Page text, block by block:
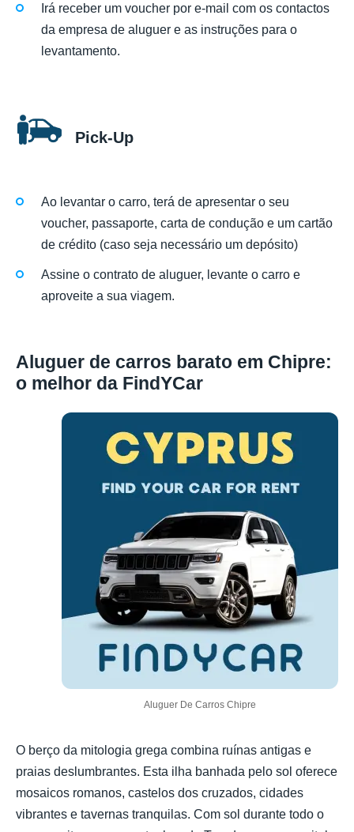
Irá receber um voucher por e-mail com os contactos
da empresa de aluguer e as instruções para o
levantamento.
Pick-Up
Ao levantar o carro, terá de apresentar o seu
voucher, passaporte, carta de condução e um cartão
de crédito (caso seja necessário um depósito)
Assine o contrato de aluguer, levante o carro e
aproveite a sua viagem.
Aluguer de carros barato em Chipre:
o melhor da FindYCar
Aluguer De Carros Chipre
O berço da mitologia grega combina ruínas antigas e
praias deslumbrantes. Esta ilha banhada pelo sol oferece
mosaicos romanos, castelos dos cruzados, cidades
vibrantes e tavernas tranquilas. Com sol durante todo o